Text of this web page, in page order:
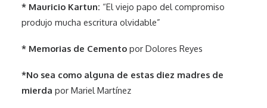
* Mauricio Kartun: “El viejo papo del compromiso
produjo mucha escritura olvidable”
* Memorias de Cemento por Dolores Reyes
*No sea como alguna de estas diez madres de
mierda por Mariel Martínez